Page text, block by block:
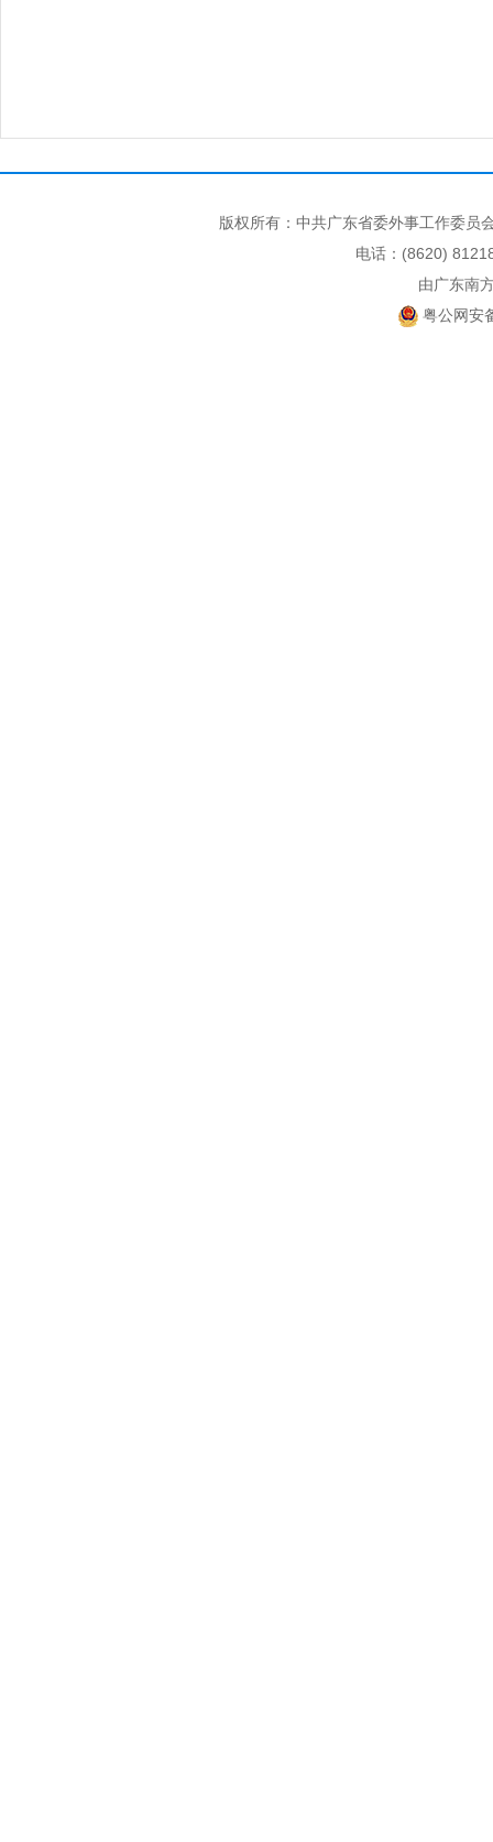
版权所有：中共广东省委外事工作委
电话：(8620)
由广东南
粤公网安